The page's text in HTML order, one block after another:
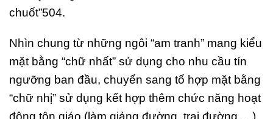
chuốt”504.
Nhìn chung từ những ngôi “am tranh” mang kiểu
mặt bằng “chữ nhất” sử dụng cho nhu cầu tín
ngưỡng ban đầu, chuyển sang tổ hợp mặt bằng
“chữ nhị” sử dụng kết hợp thêm chức năng hoạt